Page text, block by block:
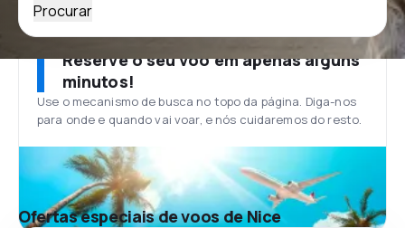
Procurar
Reserve o seu voo em apenas alguns
minutos!
Use o mecanismo de busca no topo da página. Diga-nos
para onde e quando vai voar, e nós cuidaremos do resto.
Ofertas especiais de voos de Nice